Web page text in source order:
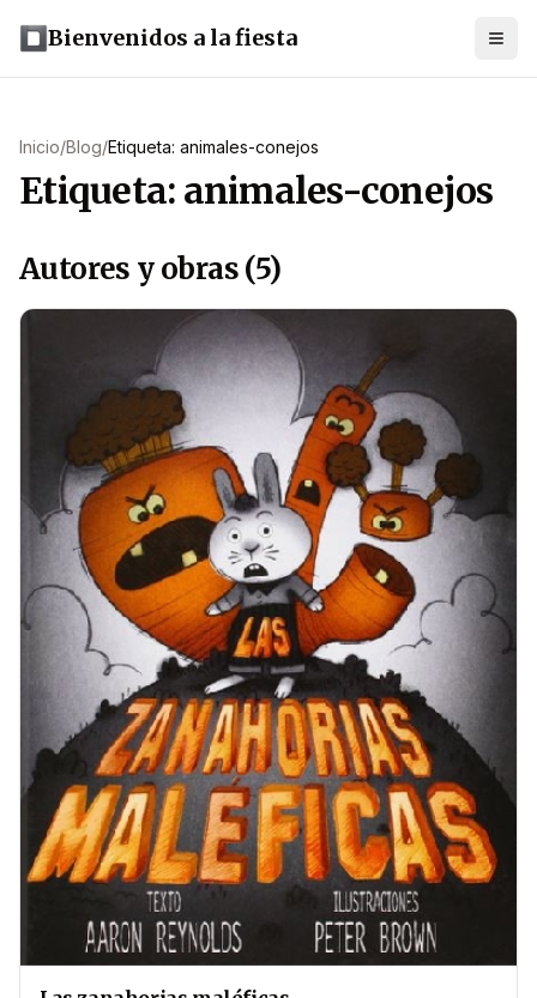
Bienvenidos a la fiesta
Inicio/Blog/Etiqueta: animales-conejos
Etiqueta: animales-conejos
Autores y obras (5)